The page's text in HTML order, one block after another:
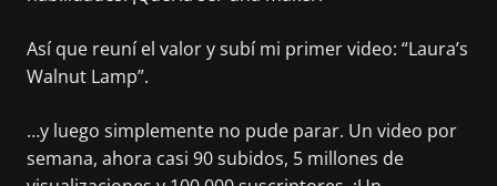
Así que reuní el valor y subí mi primer video: “Laura’s
Walnut Lamp”.
…y luego simplemente no pude parar. Un video por
semana, ahora casi 90 subidos, 5 millones de